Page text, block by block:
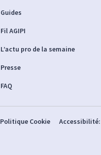
Guides
Fil AGIPI
L’actu pro de la semaine
Presse
FAQ
Politique Cookie